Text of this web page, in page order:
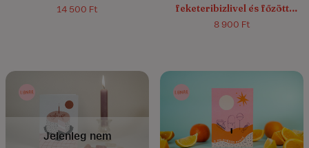
14 500 Ft
feketeribizlivel és főzött
vaníliakrémmel
8 900 Ft
4.5/5
(2)
Jelenleg nem